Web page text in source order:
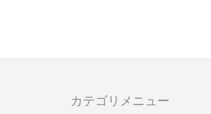
カテゴリメニュー